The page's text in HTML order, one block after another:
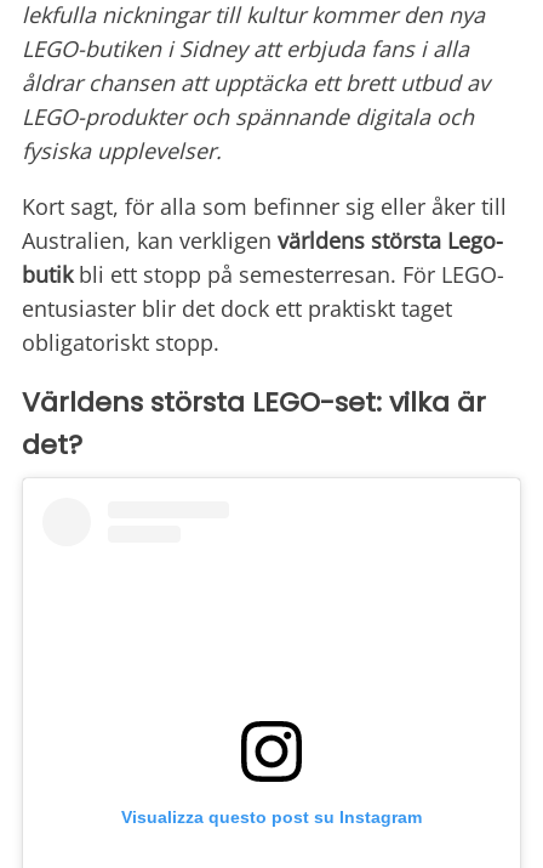
lekfulla nickningar till kultur kommer den nya
LEGO-butiken i Sidney att erbjuda fans i alla
åldrar chansen att upptäcka ett brett utbud av
LEGO-produkter och spännande digitala och
fysiska upplevelser.
Kort sagt, för alla som befinner sig eller åker till
Australien, kan verkligen världens största Lego-
butikbli ett stopp på semesterresan. För LEGO-
entusiaster blir det dock ett praktiskt taget
obligatoriskt stopp.
Världens största LEGO-set: vilka är
det?
Visualizza questo post su Instagram